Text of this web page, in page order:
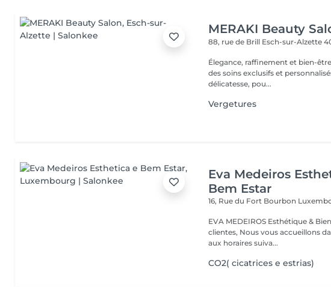
MERAKI Beauty
88, rue de Brill Esch-sur-Alzette
Élegance, raffinement et bien-
des soins exclusifs et
délicatesse, pou...
Vergetures
Eva Medeiros
Bem Estar
16, Rue du Fort Bourbon
EVA MEDEIROS Esthétique &
clientes, Nous vous accueillons
aux horaires suiva...
CO2( cicatrices e estrias)